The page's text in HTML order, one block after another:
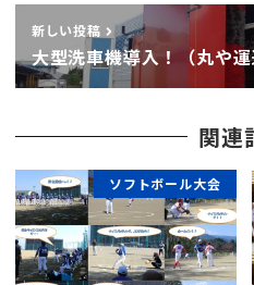
新しい投稿
大型洗車機導入！（丸や
関連
ソフトボール大会